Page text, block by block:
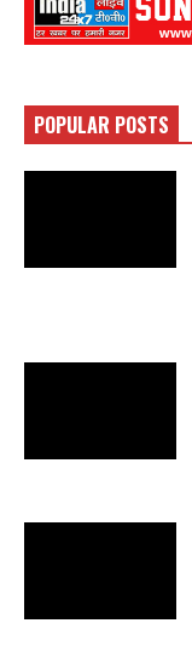
POPULAR POSTS